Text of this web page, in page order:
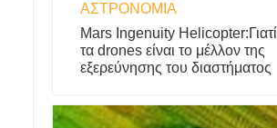
ΑΣΤΡΟΝΟΜΊΑ
Mars Ingenuity Helicopter:Γιατί
τα drones είναι το μέλλον της
εξερεύνησης του διαστήματος